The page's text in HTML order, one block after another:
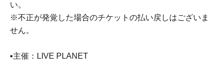
い。
※不正が発覚した場合のチケットの払い戻しはございま
せん。
▪主催：LIVE PLANET